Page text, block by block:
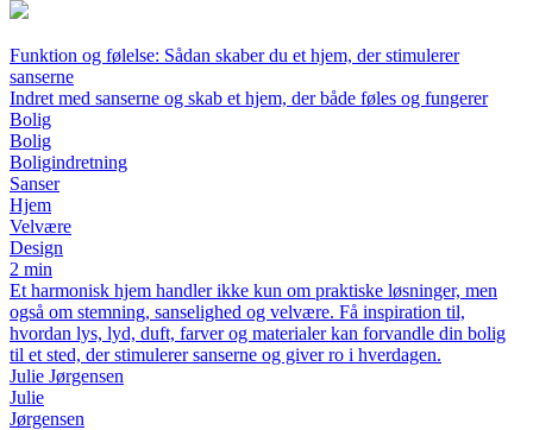
Funktion og følelse: Sådan skaber du et hjem, der stimulerer
sanserne
Indret med sanserne og skab et hjem, der både føles og fungerer
Bolig
Bolig
Boligindretning
Sanser
Hjem
Velvære
Design
2 min
Et harmonisk hjem handler ikke kun om praktiske løsninger, men
også om stemning, sanselighed og velvære. Få inspiration til,
hvordan lys, lyd, duft, farver og materialer kan forvandle din bolig
til et sted, der stimulerer sanserne og giver ro i hverdagen.
Julie Jørgensen
Julie
Jørgensen